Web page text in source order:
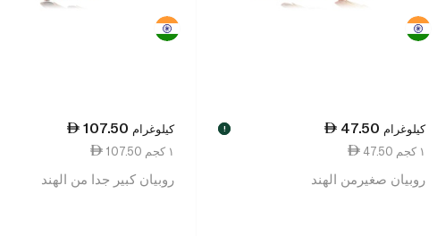
47.50 كيلوغرام !
47.50 ١ كجم
روبيان صغيرمن الهند
107.50 كيلوغرام
107.50 ١ كجم
روبيان كبير جدا من الهند